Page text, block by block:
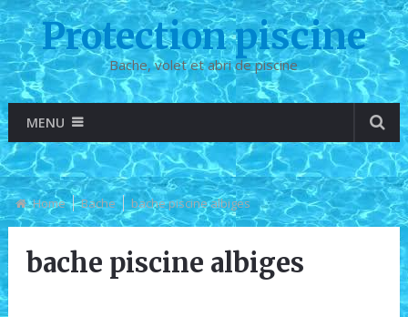
Protection piscine
Bache, volet et abri de piscine
MENU
Home Bache bache piscine albiges
bache piscine albiges